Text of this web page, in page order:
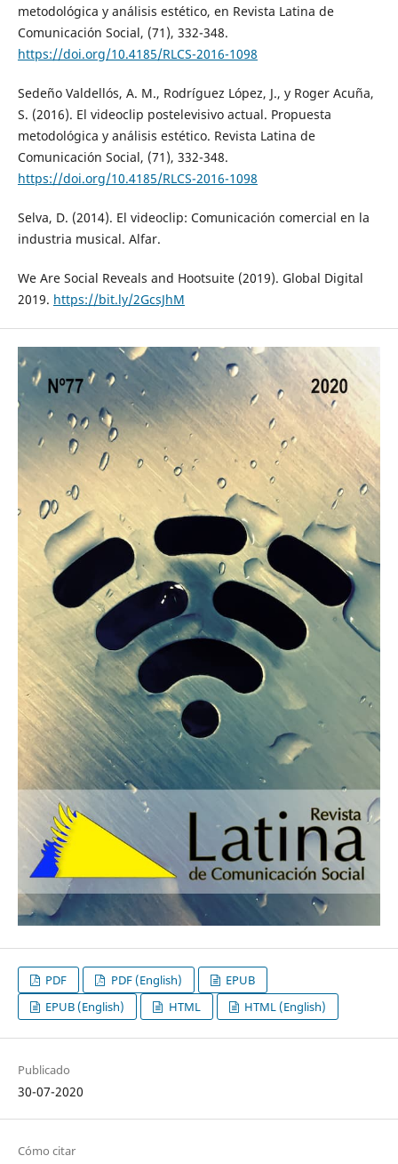
metodológica y análisis estético, en Revista Latina de
Comunicación Social, (71), 332-348.
https://doi.org/10.4185/RLCS-2016-1098
Sedeño Valdellós, A. M., Rodríguez López, J., y Roger Acuña,
S. (2016). El videoclip postelevisivo actual. Propuesta
metodológica y análisis estético. Revista Latina de
Comunicación Social, (71), 332-348.
https://doi.org/10.4185/RLCS-2016-1098
Selva, D. (2014). El videoclip: Comunicación comercial en la
industria musical. Alfar.
We Are Social Reveals and Hootsuite (2019). Global Digital
2019. https://bit.ly/2GcsJhM
PDF PDF (English)
EPUB
EPUB (English)
HTML HTML (English)
Publicado
30-07-2020
Cómo citar